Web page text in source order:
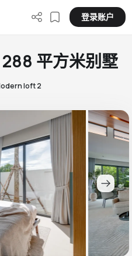
登录账户
288 平方米别墅
loft 2